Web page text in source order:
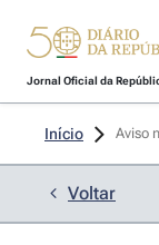
Jornal Oficial da
Início Aviso
Voltar